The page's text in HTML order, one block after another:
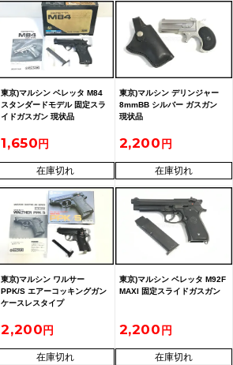
東京)マルシン ベレッタ M84
スタンダードモデル 固定スラ
イドガスガン 現状品
1,650
在庫切れ
東京)マルシン デリンジャー
8mmBB シルバー ガスガン
現状品
2,200
在庫切れ
東京)マルシン ワルサー
PPK/S エアーコッキングガン
ケースレスタイプ
2,200
在庫切れ
東京)マルシン ベレッタ M92F
MAXI 固定スライドガスガン
2,200
在庫切れ